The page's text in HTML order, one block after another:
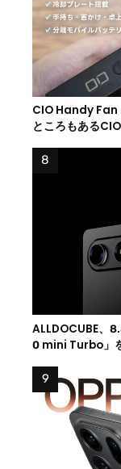
CIO Handy Fan
ところもある
ALLDOCUBE、
0 mini Turbo」